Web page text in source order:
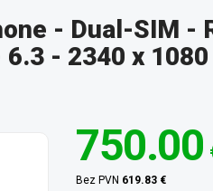
- Dual-SIM -
- 2340 x
750.00
Bez PVN 619.83 €